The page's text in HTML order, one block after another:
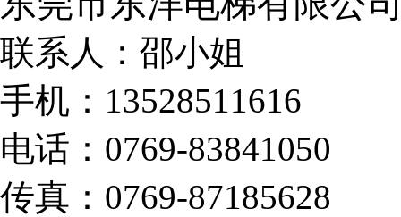
联系人：邵小姐
手机：13528511616
电话：0769-83841050
传真：0769-87185628